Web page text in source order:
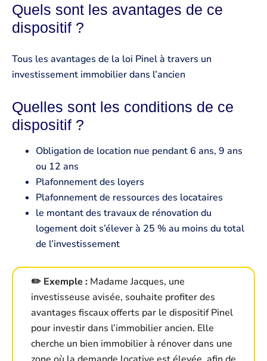
Quels sont les avantages de ce
dispositif ?
Tous les avantages de la loi Pinel à travers un
investissement immobilier dans l’ancien
Quelles sont les conditions de ce
dispositif ?
Obligation de location nue pendant 6 ans, 9 ans
ou 12 ans
Plafonnement des loyers
Plafonnement de ressources des locataires
le montant des travaux de rénovation du
logement doit s’élever à 25 % au moins du total
de l’investissement
✏️ Exemple : Madame Jacques, une
investisseuse avisée, souhaite profiter des
avantages fiscaux offerts par le dispositif Pinel
pour investir dans l’immobilier ancien. Elle
cherche un bien immobilier à rénover dans une